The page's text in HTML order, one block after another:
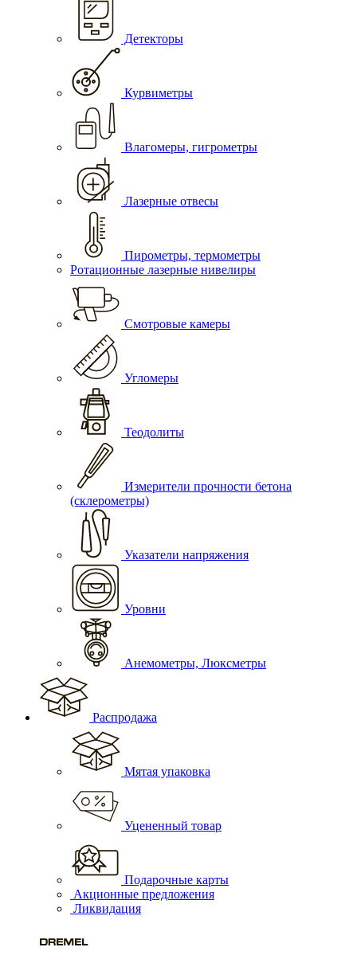
Детекторы
Курвиметры
Влагомеры, гигрометры
Лазерные отвесы
Пирометры, термометры
Ротационные лазерные нивелиры
Смотровые камеры
Угломеры
Теодолиты
Измерители прочности бетона
(склерометры)
Указатели напряжения
Уровни
Анемометры, Люксметры
Распродажа
Мятая упаковка
Уцененный товар
Подарочные карты
Акционные предложения
Ликвидация